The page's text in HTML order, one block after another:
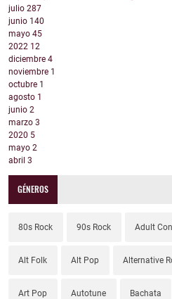
julio 287
junio 140
mayo 45
2022 12
diciembre 4
noviembre 1
octubre 1
agosto 1
junio 2
marzo 3
2020 5
mayo 2
abril 3
GÉNEROS
80s Rock 90s Rock Adult
Alt Folk Alt Pop Alternative
Art Pop Autotune Bachata